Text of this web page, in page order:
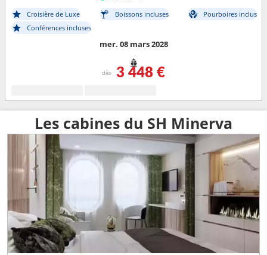
Croisière de Luxe Boissons incluses
Pourboires inclus
Conférences incluses
mer. 08 mars 2028
dès 3 448 €
Les cabines du SH Minerva